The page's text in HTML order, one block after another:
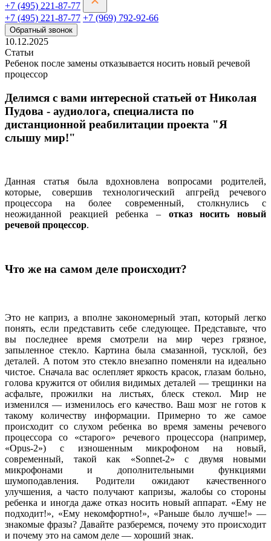
+7 (495) 221-87-77
+7 (495) 221-87-77 +7 (969) 792-92-66
Обратный звонок
10.12.2025
Статьи
Ребенок после замены отказывается носить новый речевой
процессор
Делимся с вами интересной статьей от Николая
Пудова - аудиолога, специалиста по
дистанционной реабилитации проекта "Я
слышу мир!"
Данная статья была вдохновлена вопросами родителей,
которые, совершив технологический апгрейд речевого
процессора на более современный, столкнулись с
неожиданной реакцией ребенка – отказ носить новый
речевой процессор.
Что же на самом деле происходит?
Это не каприз, а вполне закономерный этап, который легко
понять, если представить себе следующее. Представьте, что
вы последнее время смотрели на мир через грязное,
запыленное стекло. Картина была смазанной, тусклой, без
деталей. А потом это стекло внезапно поменяли на идеально
чистое. Сначала вас ослепляет яркость красок, глазам больно,
голова кружится от обилия видимых деталей — трещинки на
асфальте, прожилки на листьях, блеск стекол. Мир не
изменился — изменилось его качество. Ваш мозг не готов к
такому количеству информации. Примерно то же самое
происходит со слухом ребенка во время замены речевого
процессора со «старого» речевого процессора (например,
«Opus-2») с изношенным микрофоном на новый,
современный, такой как «Sonnet-2» с двумя новыми
микрофонами и дополнительными функциями
шумоподавления. Родители ожидают качественного
улучшения, а часто получают капризы, жалобы со стороны
ребенка и иногда даже отказ носить новый аппарат. «Ему не
подходит!», «Ему некомфортно!», «Раньше было лучше!» —
знакомые фразы? Давайте разберемся, почему это происходит
и почему это на самом деле — хороший знак.